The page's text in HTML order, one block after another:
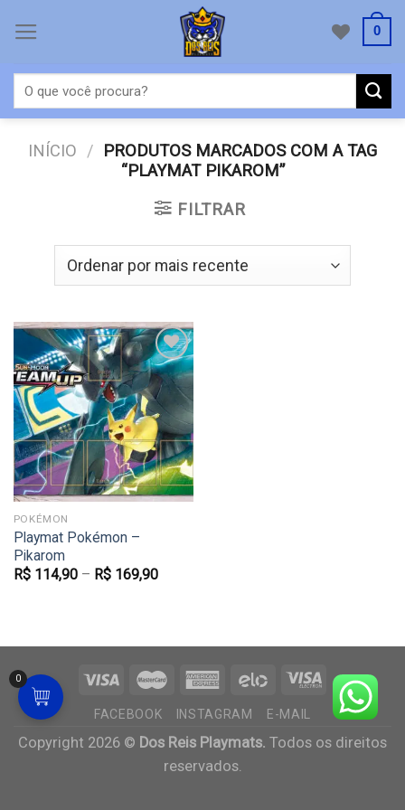
para
conteúdo
0
Pesquisar
INÍCIO /
PRODUTOS MARCADOS COM A TAG
“PLAYMAT PIKAROM”
FILTRAR
Favoritar
POKÉMON
Playmat Pokémon –
Pikarom
R$114,90– R$169,90
FACEBOOK INSTAGRAM E-MAIL
Copyright 2026 © Dos Reis Playmats. Todos os direitos
reservados.
0